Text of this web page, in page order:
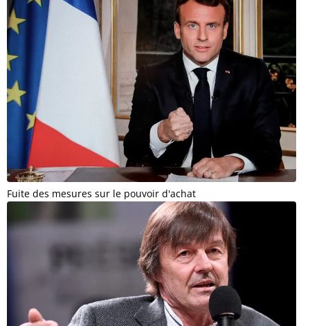
Fuite des mesures sur le pouvoir d'achat